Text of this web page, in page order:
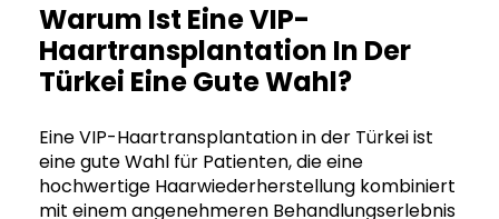
Warum Ist Eine VIP-
Haartransplantation In Der
Türkei Eine Gute Wahl?
Eine VIP-Haartransplantation in der Türkei ist
eine gute Wahl für Patienten, die eine
hochwertige Haarwiederherstellung kombiniert
mit einem angenehmeren Behandlungserlebnis